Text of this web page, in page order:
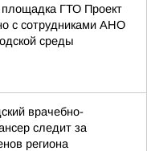
площадка ГТО Проект
с сотрудниками АНО
среды
врачебно-
следит за
региона